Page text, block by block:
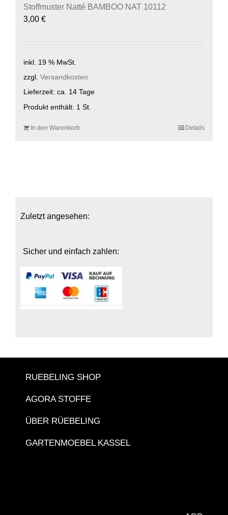
Stoffmuster Natté BAMBOO NAT 10112
3,00 €
inkl. 19 % MwSt.
zzgl. Versandkosten
Lieferzeit: ca. 14 Tage
Produkt enthält: 1 St.
In den Warenkorb Details
Zuletzt angesehen:
Sicher und einfach zahlen:
RUEBELING SHOP
AGORA STOFFE
ÜBER RÜEBELING
GARTENMOEBEL KASSEL